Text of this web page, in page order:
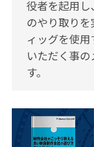
役者を起用
のやり取り
ィッグを使
いただく事
す。